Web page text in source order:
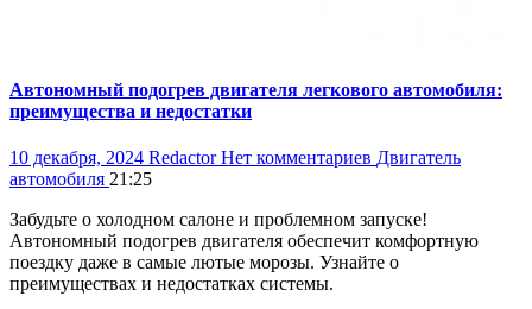
Автономный подогрев двигателя легкового автомобиля:
преимущества и недостатки
10 декабря, 2024 RedactorНет комментариев Двигатель
автомобиля 21:25
Забудьте о холодном салоне и проблемном запуске!
Автономный подогрев двигателя обеспечит комфортную
поездку даже в самые лютые морозы. Узнайте о
преимуществах и недостатках системы.